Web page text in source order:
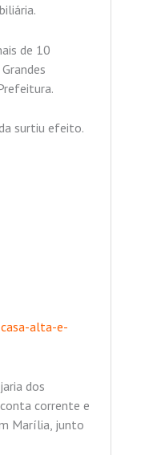
de 10
surtiu efeito.
alta-e-
dos
corrente e
Marília, junto